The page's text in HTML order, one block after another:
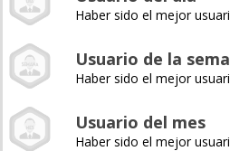
Haber sido el mejor
Usuario de la
Haber sido el mejor
Usuario del mes
Haber sido el mejor